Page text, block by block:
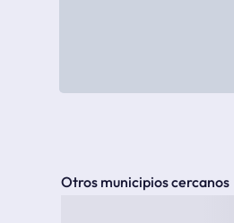
Otros municipios cercanos